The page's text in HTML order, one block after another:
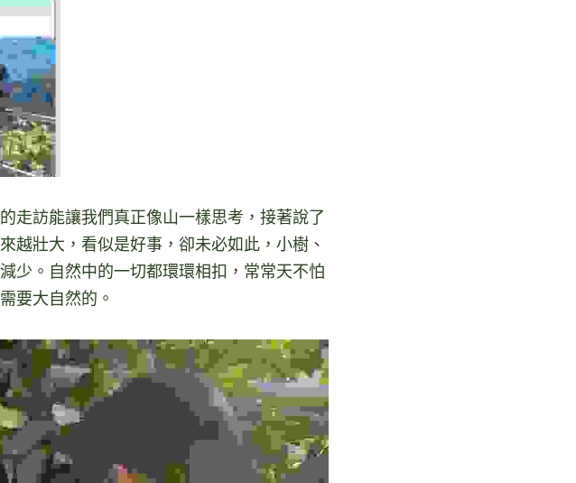
走訪能讓我們真正像山一樣思考，接著說了
越壯大，看似是好事，卻未必如此，小樹、
少。自然中的一切都環環相扣，常常天不怕
要大自然的。